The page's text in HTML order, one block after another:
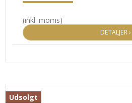
(inkl. moms)
DETALJER ›
Udsolgt